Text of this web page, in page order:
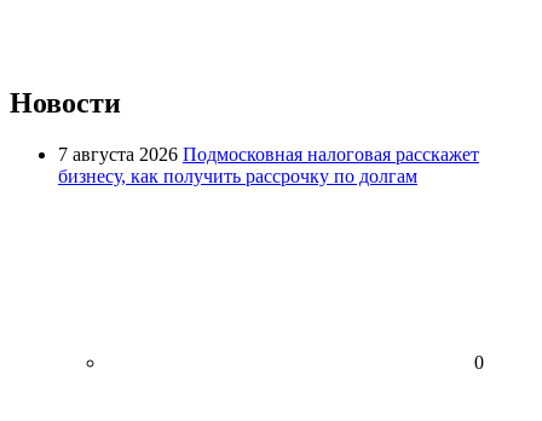
Новости
7 августа 2026 Подмосковная налоговая расскажет
бизнесу, как получить рассрочку по долгам
0